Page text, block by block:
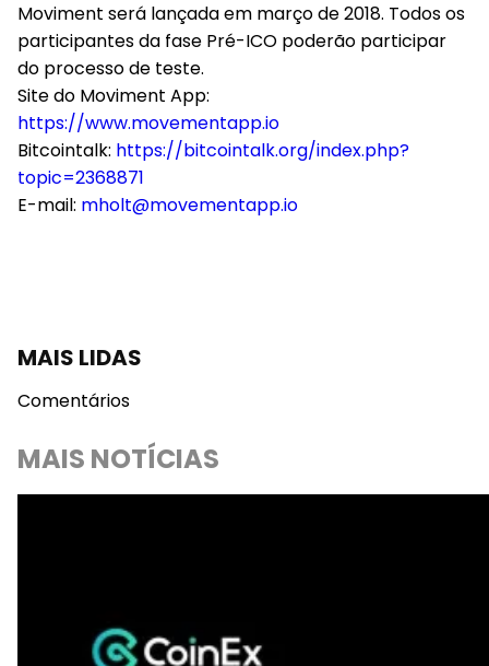
Moviment será lançada em março de 2018. Todos os
participantes da fase Pré-ICO poderão participar
do processo de teste.
Site do Moviment App:
https://www.movementapp.io
Bitcointalk: https://bitcointalk.org/index.php?
topic=2368871
E-mail: mholt@movementapp.io
MAIS LIDAS
Comentários
MAIS NOTÍCIAS